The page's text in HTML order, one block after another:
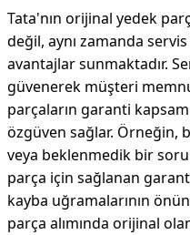
Tata'nın orijinal yedek
değil, aynı zamanda
avantajlar sunmaktadır.
güvenerek müşteri
parçaların garanti
özgüven sağlar. Örneğin,
veya beklenmedik bir
parça için sağlanan
kayba uğramalarının
parça alımında orijinal